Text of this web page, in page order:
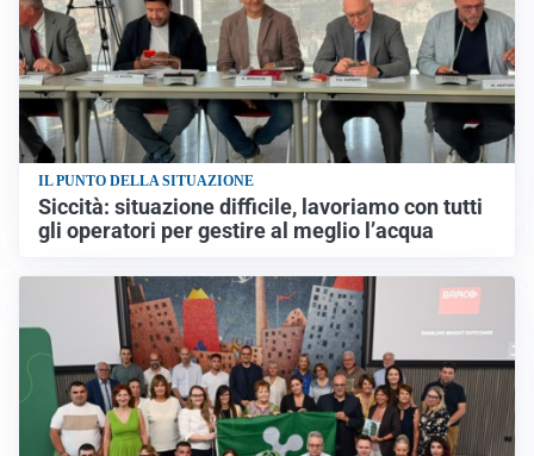
IL PUNTO DELLA SITUAZIONE
Siccità: situazione difficile, lavoriamo con tutti
gli operatori per gestire al meglio l’acqua